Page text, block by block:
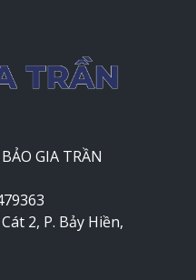
GIA TRẦN
2, P. Bảy Hiền,